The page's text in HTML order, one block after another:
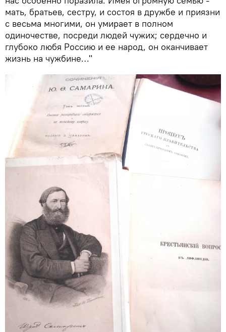
мать, братьев, сестру, и состоя в дружбе и приязни
с весьма многими, он умирает в полном
одиночестве, посреди людей чужих; сердечно и
глубоко любя Россию и ее народ, он оканчивает
жизнь на чужбине…"